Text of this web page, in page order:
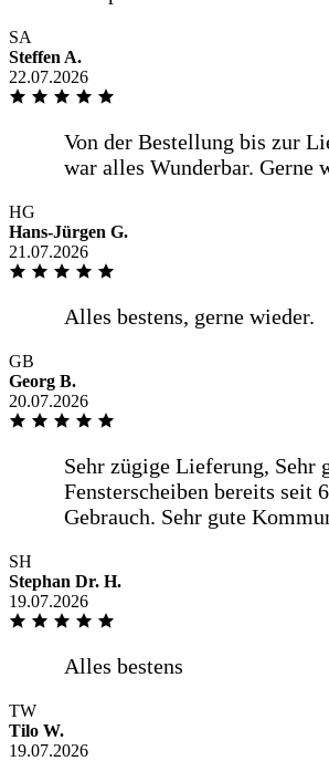
SA
Steffen A.
22.07.2026
HG
Hans-Jürgen G.
21.07.2026
GB
Georg B.
20.07.2026
SH
Stephan Dr. H.
19.07.2026
TW
Tilo W.
19.07.2026
Unkompliziert, gute Qualität, schnelle
.
Fahrer
Unkompliziert, gute Qualität, schnelle
Lieferung
verpackt und ich habe mich nicht